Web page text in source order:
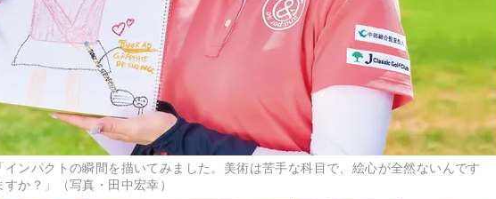
ンパクトの瞬間を描いてみました。美術は苦手な科目で、絵心が全然ないんです
か？」（写真・田中宏幸）